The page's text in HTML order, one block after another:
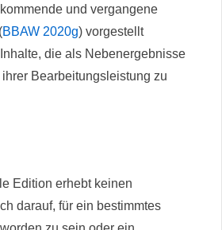
und vergangene
BBAW 2020g) vorgestellt
die als Nebenergebnisse
Bearbeitungsleistung zu
Edition erhebt keinen
darauf, für ein bestimmtes